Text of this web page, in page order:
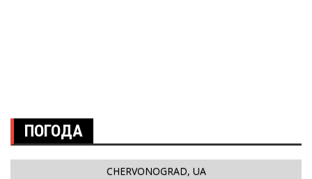
ПОГОДА
CHERVONOGRAD, UA